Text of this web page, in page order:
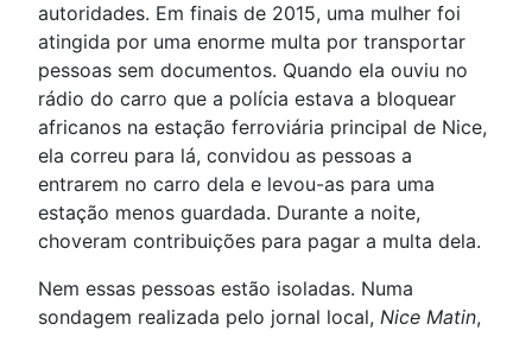
autoridades. Em finais de 2015, uma mulher foi
atingida por uma enorme multa por transportar
pessoas sem documentos. Quando ela ouviu no
rádio do carro que a polícia estava a bloquear
africanos na estação ferroviária principal de Nice,
ela correu para lá, convidou as pessoas a
entrarem no carro dela e levou-as para uma
estação menos guardada. Durante a noite,
choveram contribuições para pagar a multa dela.
Nem essas pessoas estão isoladas. Numa
sondagem realizada pelo jornal local, Nice Matin,